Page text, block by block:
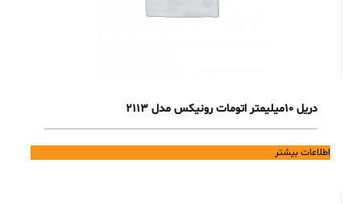
دریل 10میلیمتر اتومات رونیکس مدل 2113
اطلاعات بیشتر